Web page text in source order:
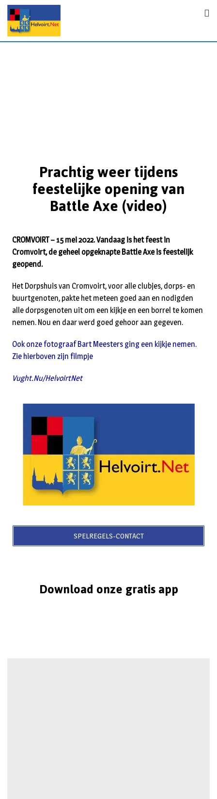
Prachtig weer tijdens
feestelijke opening van
Battle Axe (video)
CROMVOIRT – 15 mei 2022. Vandaag is het feest in
Cromvoirt, de geheel opgeknapte Battle Axe is feestelijk
geopend.
Het Dorpshuis van Cromvoirt, voor alle clubjes, dorps- en
buurtgenoten, pakte het meteen goed aan en nodigden
alle dorpsgenoten uit om een kijkje en een borrel te komen
nemen. Nou en daar werd goed gehoor aan gegeven.
Ook onze fotograaf Bart Meesters ging een kijkje nemen.
Zie hierboven zijn filmpje
Vught.Nu/HelvoirtNet
SPELREGELS-CONTACT
Download onze gratis app